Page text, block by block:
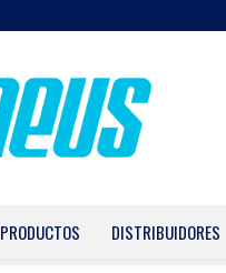
PRODUCTOS DISTRIBUIDORES